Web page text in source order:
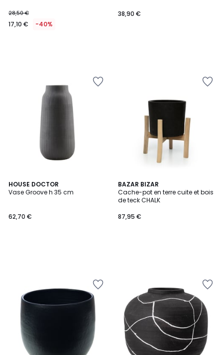
28,50 €
17,10 € -40%
38,90 €
HOUSE DOCTOR
Vase Groove h 35 cm
62,70 €
BAZAR BIZAR
Cache-pot en terre cuite et bois
de teck CHALK
87,95 €